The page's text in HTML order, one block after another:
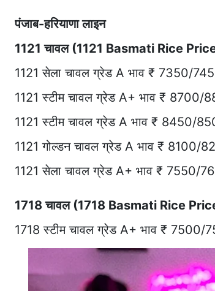
पंजाब-हरियाणा लाइन
1121 चावल (1121 Basmati Rice
1121 सेला चावल ग्रेड A भाव ₹ 7350/
1121 स्टीम चावल ग्रेड A+ भाव ₹ 8700/
1121 स्टीम चावल ग्रेड A भाव ₹ 8450/
1121 गोल्डन चावल ग्रेड A भाव ₹ 8100/
1121 सेला चावल ग्रेड A+ भाव ₹ 7550/
1718 चावल (1718 Basmati Rice
1718 स्टीम चावल ग्रेड A+ भाव ₹ 7500/